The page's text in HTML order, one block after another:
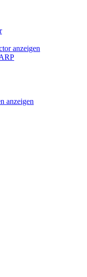
anzeigen
anzeigen